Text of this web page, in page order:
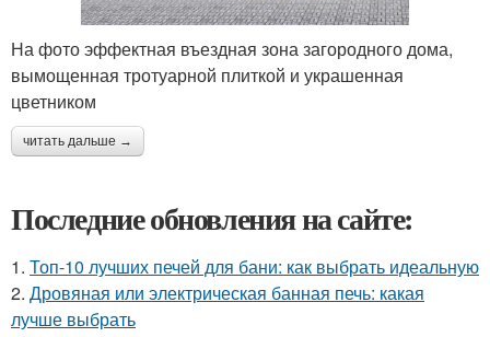
На фото эффектная въездная зона загородного дома,
вымощенная тротуарной плиткой и украшенная
цветником
читать дальше →
Последние обновления на сайте:
1. Топ-10 лучших печей для бани: как выбрать идеальную
2. Дровяная или электрическая банная печь: какая
лучше выбрать